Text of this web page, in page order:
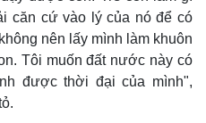
căn cứ vào lý của nó để có
nên lấy mình làm khuôn
Tôi muốn đất nước này có
được thời đại của mình",